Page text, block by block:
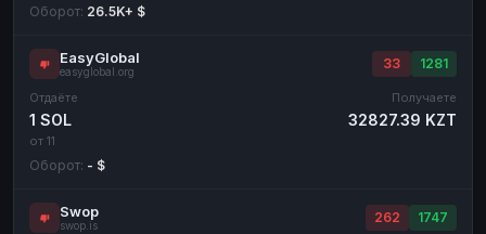
Оборот: 26.5K+ $
EasyGlobal
easyglobal.org
33 1281
Отдаёте
1 SOL
от 11
Получаете
32827.39 KZT
Оборот: - $
Swop
swop.is
262 1747